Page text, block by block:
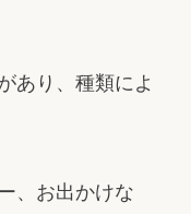
あり、種類によ
、お出かけな